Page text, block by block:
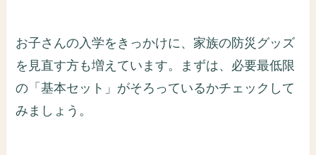
お子さんの入学をきっかけに、家族の防災グッズ
を見直す方も増えています。まずは、必要最低限
の「基本セット」がそろっているかチェックして
みましょう。